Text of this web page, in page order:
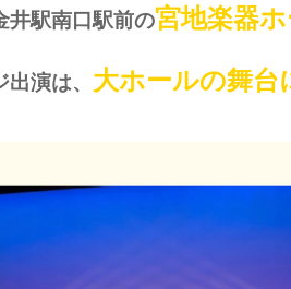
井駅南口駅前の宮地楽器
演は、 大ホールの舞台